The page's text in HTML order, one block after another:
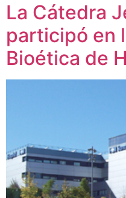
La Cátedra
participó en
Bioética de